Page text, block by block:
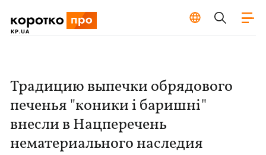
Традицию выпечки обрядового
печенья "коники і баришні"
внесли в Нацперечень
нематериального наследия